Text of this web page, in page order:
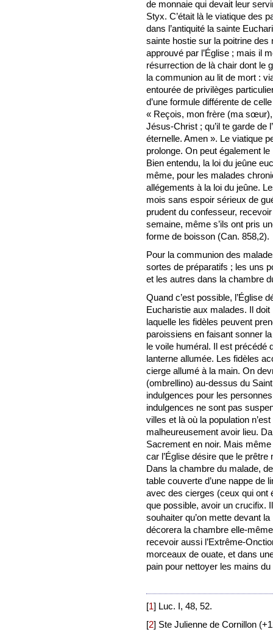
de monnaie qui devait leur
Styx. C’était là le viatique des
dans l’antiquité la sainte
sainte hostie sur la poitrine
approuvé par l’Église ; mais il
résurrection de là chair dont le
la communion au lit de mort :
entourée de privilèges
d’une formule différente de
« Reçois, mon frère (ma
Jésus-Christ ; qu’il te garde de
éternelle. Amen ». Le viatique
prolonge. On peut également
Bien entendu, la loi du jeûne
même, pour les malades
allégements à la loi du jeûne.
mois sans espoir sérieux de
prudent du confesseur,
semaine, même s’ils ont pris
forme de boisson (Can. 858,2).
Pour la communion des
sortes de préparatifs ; les uns
et les autres dans la chambre
Quand c’est possible, l’Église
Eucharistie aux malades. Il
laquelle les fidèles peuvent
paroissiens en faisant sonner
le voile huméral. Il est précédé
lanterne allumée. Les fidèles
cierge allumé à la main. On
(ombrellino) au-dessus du
indulgences pour les
indulgences ne sont pas
villes et là où la population
malheureusement avoir lieu.
Sacrement en noir. Mais
car l’Église désire que le prêtre
Dans la chambre du malade,
table couverte d’une nappe de
avec des cierges (ceux qui ont
que possible, avoir un crucifix.
souhaiter qu’on mette devant
décorera la chambre elle-
recevoir aussi l’Extrême-
morceaux de ouate, et dans
pain pour nettoyer les mains du
[1] Luc. I, 48, 52.
[2] Ste Julienne de Cornillon